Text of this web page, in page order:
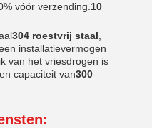
vóór verzending. 10
304 roestvrij staal
installatievermogen
van het vriesdrogen is
capaciteit van300